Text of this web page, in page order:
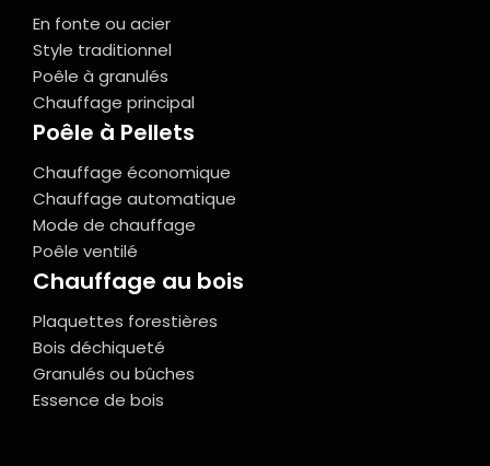
En fonte ou acier
Style traditionnel
Poêle à granulés
Chauffage principal
Poêle à Pellets
Chauffage économique
Chauffage automatique
Mode de chauffage
Poêle ventilé
Chauffage au bois
Plaquettes forestières
Bois déchiqueté
Granulés ou bûches
Essence de bois